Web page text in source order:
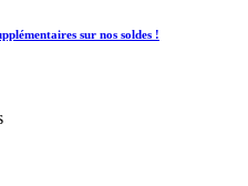
sur nos soldes !